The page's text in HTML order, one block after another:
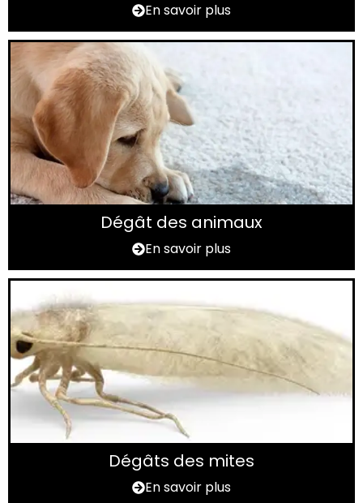
En savoir plus
Dégât des animaux
En savoir plus
Dégâts des mites
En savoir plus